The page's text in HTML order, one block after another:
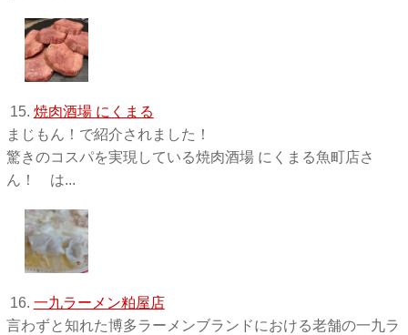
15. 焼肉酒場 にくまる
まじもん！で紹介されました！
驚きのコスパを実現している焼肉酒場 にくまる魚町店さ
ん！ は...
16. 一九ラーメン粕屋店
言わずと知れた博多ラーメンブランドにおける老舗の一九ラ